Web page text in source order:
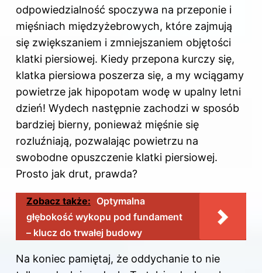
odpowiedzialność spoczywa na przeponie i
mięśniach międzyżebrowych, które zajmują
się zwiększaniem i zmniejszaniem objętości
klatki piersiowej. Kiedy przepona kurczy się,
klatka piersiowa poszerza się, a my wciągamy
powietrze jak hipopotam wodę w upalny letni
dzień! Wydech następnie zachodzi w sposób
bardziej bierny, ponieważ mięśnie się
rozluźniają, pozwalając powietrzu na
swobodne opuszczenie klatki piersiowej.
Prosto jak drut, prawda?
Zobacz także: Optymalna
głębokość wykopu pod fundament
– klucz do trwałej budowy
Na koniec pamiętaj, że oddychanie to nie